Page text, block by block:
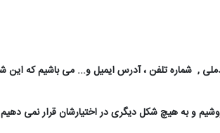
, شماره تلفن ، آدرس ایمیل و... می باشیم که این
و به هیچ شکل دیگری در اختیارشان قرار نمی دهیم